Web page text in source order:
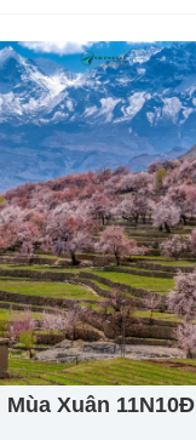
Xuân 11N10Đ